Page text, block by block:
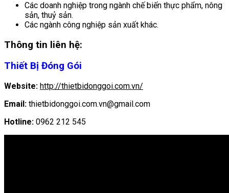
Các doanh nghiệp trong ngành chế biến thực phẩm, nông
sản, thuỷ sản.
Các ngành công nghiệp sản xuất khác.
Thông tin liên hệ:
Thiết Bị Đóng Gói
Website: http://thietbidonggoi.com.vn/
Email: thietbidonggoi.com.vn@gmail.com
Hotline: 0962 212 545